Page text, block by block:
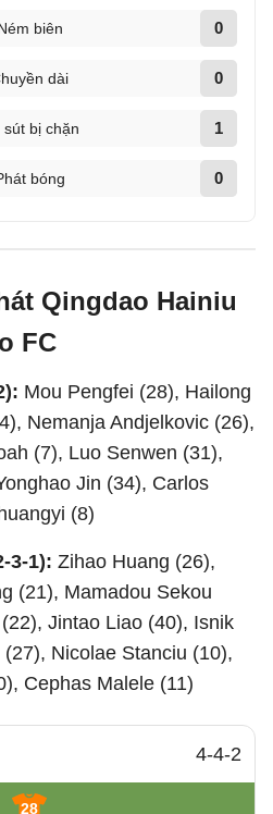
biên 0
dài 0
sút bị chặn 1
bóng 0
Qingdao Hainiu
FC
Mou Pengfei (28), Hailong
Nemanja Andjelkovic (26),
(7), Luo Senwen (31),
Jin (34), Carlos
(8)
3-1): Zihao Huang (26),
(21), Mamadou Sekou
Jintao Liao (40), Isnik
Nicolae Stanciu (10),
Cephas Malele (11)
4-4-2
28